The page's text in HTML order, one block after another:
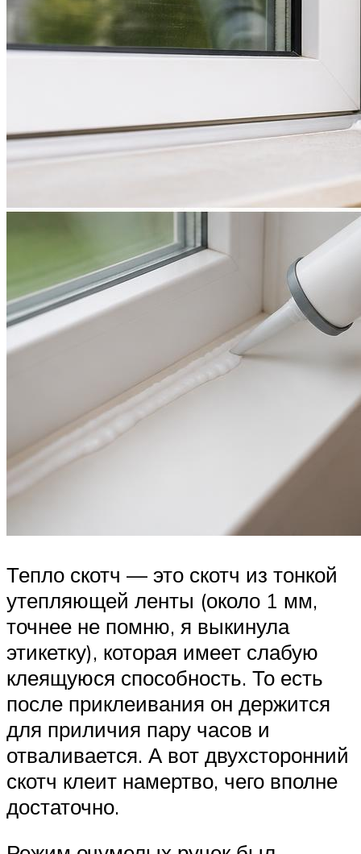
Тепло скотч — это скотч из тонкой
утепляющей ленты (около 1 мм,
точнее не помню, я выкинула
этикетку), которая имеет слабую
клеящуюся способность. То есть
после приклеивания он держится
для приличия пару часов и
отваливается. А вот двухсторонний
скотч клеит намертво, чего вполне
достаточно.